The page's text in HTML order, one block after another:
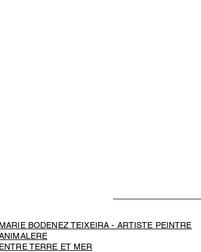
MARIE BODENEZ TEIXEIRA - ARTISTE PEINTRE
ENTRE TERRE ET MER